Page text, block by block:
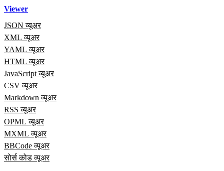
Viewer
JSON व्यूअर
XML व्यूअर
YAML व्यूअर
HTML व्यूअर
JavaScript व्यूअर
CSV व्यूअर
Markdown व्यूअर
RSS व्यूअर
OPML व्यूअर
MXML व्यूअर
BBCode व्यूअर
सोर्स कोड व्यूअर